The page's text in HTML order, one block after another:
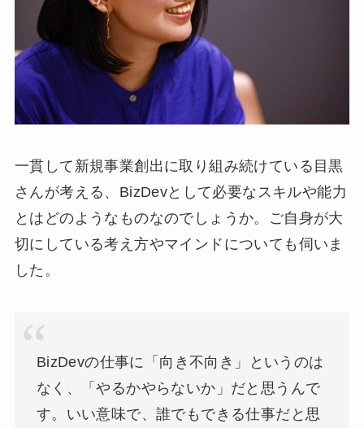
一貫して新規事業創出に取り組み続けている目黒
さんが考える、BizDevとして必要なスキルや能力
とはどのようなものなのでしょうか。ご自身が大
切にしている考え方やマインドについても伺いま
した。
BizDevの仕事に「向き不向き」というのは
なく、「やるかやらないか」だと思うんで
す。いい意味で、誰でもできる仕事だと思